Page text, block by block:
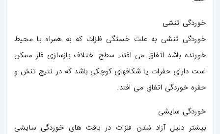
خوردگی تنشی
خوردگی تنشی به علت خستگی فلزات که به همراه با محیط
خورنده باشد اتفاق می افتد. سطح اختلاف بازسازی فلز ممکن
است دارای حفرات یا شکافهای کوچکی باشد که در نتیج تنش و
حفره خوردگی اتفاق می افتد.
خوردگی سایشی
بیشتر دلیل آزاد شدن فلزات در بافت های خوردگی سایشی